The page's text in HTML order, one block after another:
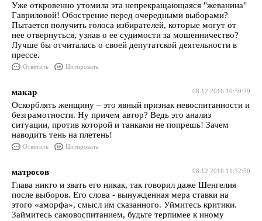
Уже откровенно утомила эта непрекращающаяся "жеванина"
Гавриловой! Обострение перед очередными выборами?
Пытается получить голоса избирателей, которые могут от
нее отвернуться, узнав о ее судимости за мошенничество?
Лучше бы отчиталась о своей депутатской деятельности в
прессе.
Ответить Цитировать
08.12.2016 10:39:29
макар
Оскорблять женщину – это явный признак невоспитанности и
безграмотности. Ну причем автор? Ведь это анализ
ситуации, против которой и танками не попрешь! Зачем
наводить тень на плетень!
Ответить Цитировать
08.12.2016 11:32:50
матросов
Глава никто и звать его никак, так говорил даже Шенгелия
после выборов. Его слова - вынужденная мера ставки на
этого «аморфа», смысл им сказанного. Уймитесь критики.
Займитесь самовоспитанием, будьте терпимее к иному